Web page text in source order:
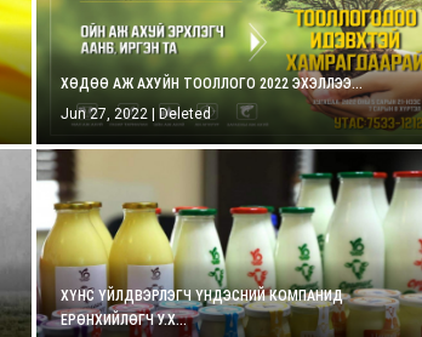
ХӨДӨӨ АЖ АХУЙН ТООЛЛОГО 2022 ЭХЭЛЛЭЭ...
Jun 27, 2022
Deleted
ХҮНС ҮЙЛДВЭРЛЭГЧ ҮНДЭСНИЙ КОМПАНИД
ЕРӨНХИЙЛӨГЧ У.Х...